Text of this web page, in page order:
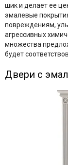
шик и делает ее
эмалевые
повреждениям,
агрессивных
множества
будет
Двери с